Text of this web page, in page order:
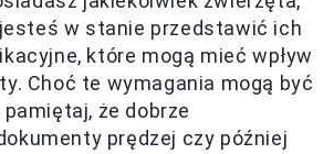
w stanie przedstawić ich
które mogą mieć wpływ
Choć te wymagania mogą być
że dobrze
prędzej czy później